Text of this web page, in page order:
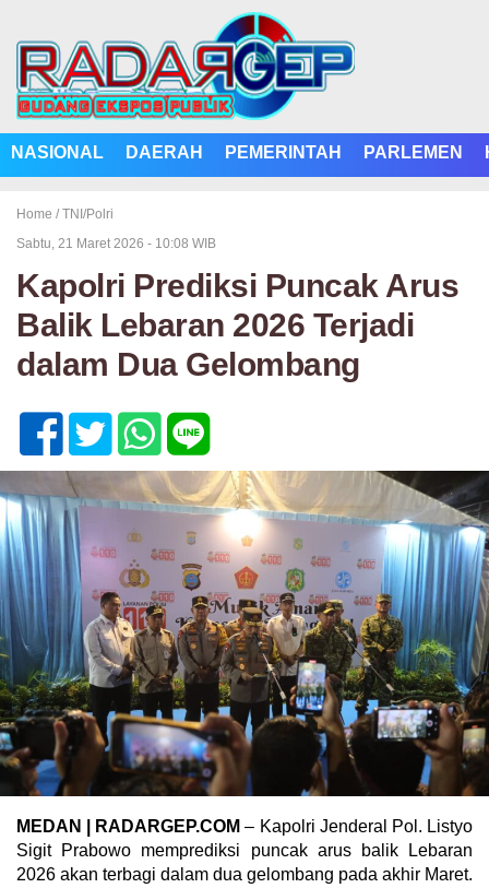
NASIONAL DAERAH PEMERINTAH PARLEMEN
Home / TNI/Polri
Sabtu, 21 Maret 2026 - 10:08 WIB
Kapolri Prediksi Puncak Arus
Balik Lebaran 2026 Terjadi
dalam Dua Gelombang
MEDAN | RADARGEP.COM– Kapolri Jenderal Pol. Listyo
Sigit Prabowo memprediksi puncak arus balik Lebaran
2026 akan terbagi dalam dua gelombang pada akhir Maret.